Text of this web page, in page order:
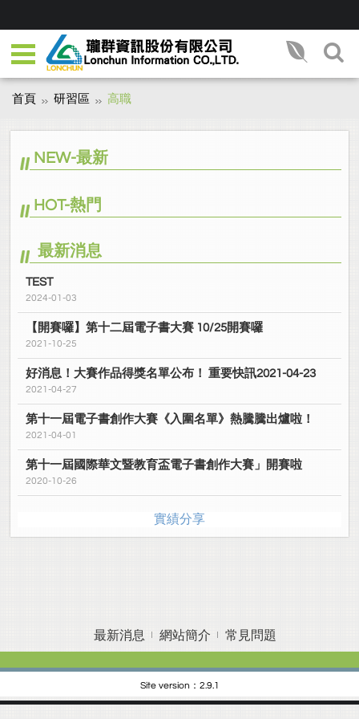
首頁 研習區 高職
NEW-最新
HOT-熱門
最新消息
TEST
2024-01-03
【開賽囉】第十二屆電子書大賽 10/25開賽囉
2021-10-25
好消息！大賽作品得獎名單公布！ 重要快訊2021-04-23
2021-04-27
第十一屆電子書創作大賽《入圍名單》熱騰騰出爐啦！
2021-04-01
第十一屆國際華文暨教育盃電子書創作大賽」開賽啦
2020-10-26
實績分享
最新消息 網站簡介 常見問題
Site version：2.9.1